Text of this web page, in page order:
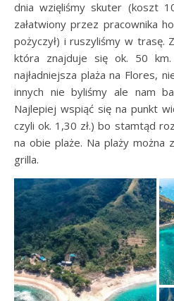
dnia wzięliśmy skuter (koszt
załatwiony przez pracownika
pożyczył) i ruszyliśmy w trasę.
która znajduje się ok. 50
najładniejsza plaża na Flores,
innych nie byliśmy ale nam
Najlepiej wspiąć się na punkt
czyli ok. 1,30 zł.) bo stamtąd
na obie plaże. Na plaży można
grilla.